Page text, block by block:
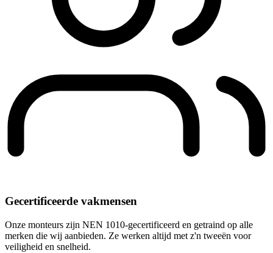
Gecertificeerde vakmensen
Onze monteurs zijn NEN 1010-gecertificeerd en getraind op alle
merken die wij aanbieden. Ze werken altijd met z'n tweeën voor
veiligheid en snelheid.